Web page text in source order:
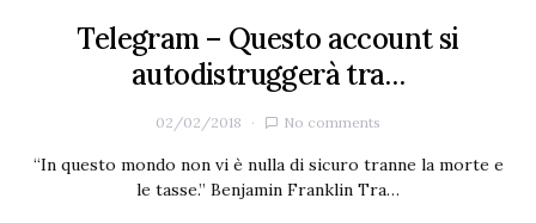
Telegram – Questo account si
autodistruggerà tra…
02/02/2018 No comments
“In questo mondo non vi è nulla di sicuro tranne la morte e
le tasse.” Benjamin Franklin Tra…